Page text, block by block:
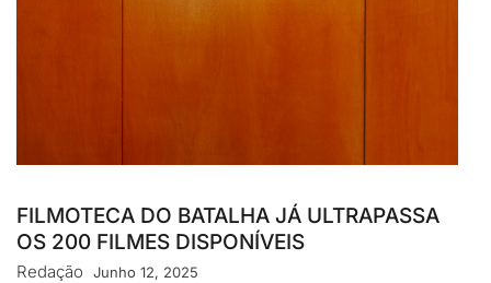
FILMOTECA DO BATALHA JÁ ULTRAPASSA
OS 200 FILMES DISPONÍVEIS
Redação Junho 12, 2025